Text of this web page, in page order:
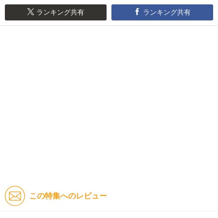
ランキング共有 ランキング共有
この特集へのレビュー